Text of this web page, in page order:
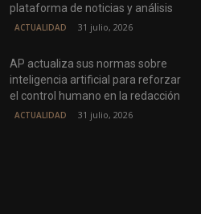
plataforma de noticias y análisis
ACTUALIDAD 31 julio, 2026
AP actualiza sus normas sobre
inteligencia artificial para reforzar
el control humano en la redacción
ACTUALIDAD 31 julio, 2026